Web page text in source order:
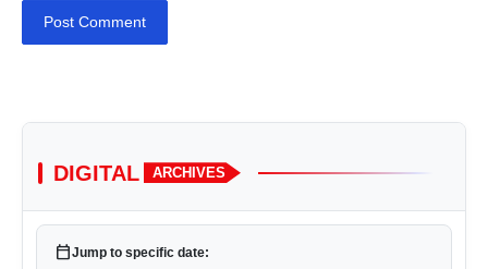
Post Comment
DIGITAL ARCHIVES
calendar_todayJump to specific date: